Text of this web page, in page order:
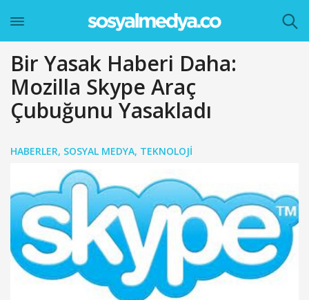
Bir Yasak Haberi Daha:
Mozilla Skype Araç
Çubuğunu Yasakladı
HABERLER, SOSYAL MEDYA, TEKNOLOJI